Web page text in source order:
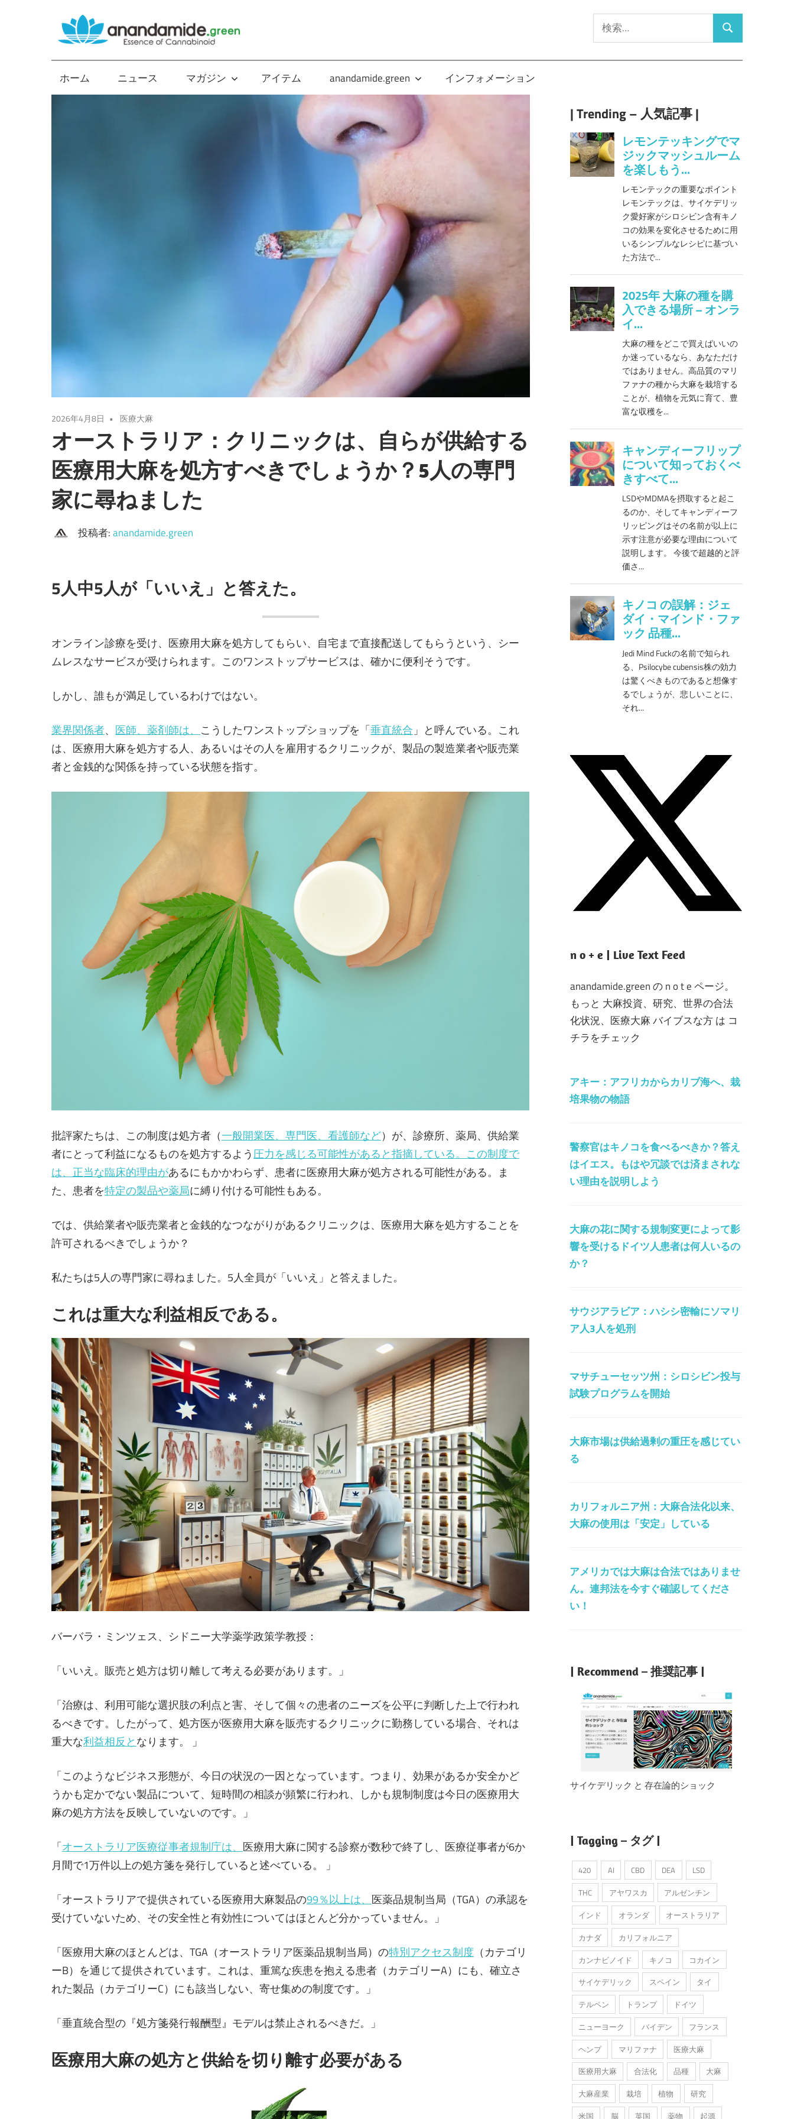
テ
ン
ツ
へ
索:
検
ホーム
ニュース マガジン アイテム anandamide.green インフォメーション
2026年4月8日 医療大麻
オーストラリア：クリニックは、自らが供給する
医療用大麻を処方すべきでしょうか？5人の専門
家に尋ねました
投稿者:anandamide.green
5人中5人が「いいえ」と答えた。
オンライン診療を受け、医療用大麻を処方してもらい、自宅まで直接配送してもらうという、シー
ムレスなサービスが受けられます。このワンストップサービスは、確かに便利そうです。
しかし、誰もが満足しているわけではない。
業界関係者、 医師、薬剤師は、 こうしたワンストップショップを「垂直統合 」と呼んでいる。これ
は、医療用大麻を処方する人、あるいはその人を雇用するクリニックが、製品の製造業者や販売業
者と金銭的な関係を持っている状態を指す。
批評家たちは、この制度は処方者（一般開業医、専門医、看護師など）が、診療所、薬局、供給業
者にとって利益になるものを処方するよう圧力を感じる可能性があると指摘している。この制度で
は、 正当な臨床的理由があるにもかかわらず、患者に医療用大麻が処方される可能性がある。ま
た、患者を特定の製品や薬局に縛り付ける可能性もある。
では、供給業者や販売業者と金銭的なつながりがあるクリニックは、医療用大麻を処方することを
許可されるべきでしょうか？
私たちは5人の専門家に尋ねました。5人全員が「いいえ」と答えました。
これは重大な利益相反である。
バーバラ・ミンツェス、シドニー大学薬学政策学教授：
「いいえ。販売と処方は切り離して考える必要があります。」
「治療は、利用可能な選択肢の利点と害、そして個々の患者のニーズを公平に判断した上で行われ
るべきです。したがって、処方医が医療用大麻を販売するクリニックに勤務している場合、それは
重大な利益相反となります。 」
「このようなビジネス形態が、今日の状況の一因となっています。つまり、効果があるか安全かど
うかも定かでない製品について、短時間の相談が頻繁に行われ、しかも規制制度は今日の医療用大
麻の処方方法を反映していないのです。」
「オーストラリア医療従事者規制庁は、 医療用大麻に関する診察が数秒で終了し、医療従事者が6か
月間で1万件以上の処方箋を発行していると述べている。 」
「オーストラリアで提供されている医療用大麻製品の99％以上は、 医薬品規制当局（TGA）の承認を
受けていないため、その安全性と有効性についてはほとんど分かっていません。」
「医療用大麻のほとんどは、TGA（オーストラリア医薬品規制当局）の特別アクセス制度 （カテゴリ
ーB）を通じて提供されています。これは、重篤な疾患を抱える患者（カテゴリーA）にも、確立さ
れた製品（カテゴリーC）にも該当しない、寄せ集めの制度です。」
「垂直統合型の『処方箋発行報酬型』モデルは禁止されるべきだ。」
医療用大麻の処方と供給を切り離す必要がある
| Trending – 人気記事 |
n o + e | Live Text Feed
anandamide.green の n o t e ページ。
もっと 大麻投資、研究、世界の合法
化状況、医療大麻 バイブスな方 は コ
チラをチェック
アキー：アフリカからカリブ海へ、栽
培果物の物語
警察官はキノコを食べるべきか？答え
はイエス。もはや冗談では済まされな
い理由を説明しよう
大麻の花に関する規制変更によって影
響を受けるドイツ人患者は何人いるの
か？
サウジアラビア：ハシシ密輸にソマリ
ア人3人を処刑
マサチューセッツ州：シロシビン投与
試験プログラムを開始
大麻市場は供給過剰の重圧を感じてい
る
カリフォルニア州：大麻合法化以来、
大麻の使用は「安定」している
アメリカでは大麻は合法ではありませ
ん。連邦法を今すぐ確認してくださ
い！
| Recommend – 推奨記事 |
サイケデリック と 存在論的ショック
| Tagging – タグ |
420 AI CBD DEA
LSD
THC
アヤワスカ
アルゼンチン
インド
オランダ
オーストラリア
カナダ
カリフォルニア
カンナビノイド
キノコ
コカイン
サイケデリック
スペイン
タイ
テルペン
トランプ
ドイツ
ニューヨーク
バイデン
フランス
ヘンプ
マリファナ
医療大麻
医療用大麻
合法化 品種
大麻
大麻産業
栽培 植物
研究
米国
脳 英国 薬物 起源